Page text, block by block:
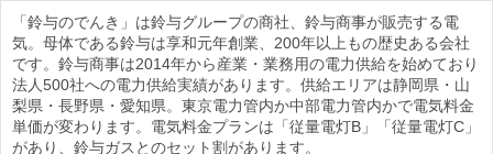
「鈴与のでんき」は鈴与グループの商社、鈴与商事が販売する電
気。母体である鈴与は享和元年創業、200年以上もの歴史ある会社
です。鈴与商事は2014年から産業・業務用の電力供給を始めており
法人500社への電力供給実績があります。供給エリアは静岡県・山
梨県・長野県・愛知県。東京電力管内か中部電力管内かで電気料金
単価が変わります。電気料金プランは「従量電灯B」「従量電灯C」
があり、鈴与ガスとのセット割があります。